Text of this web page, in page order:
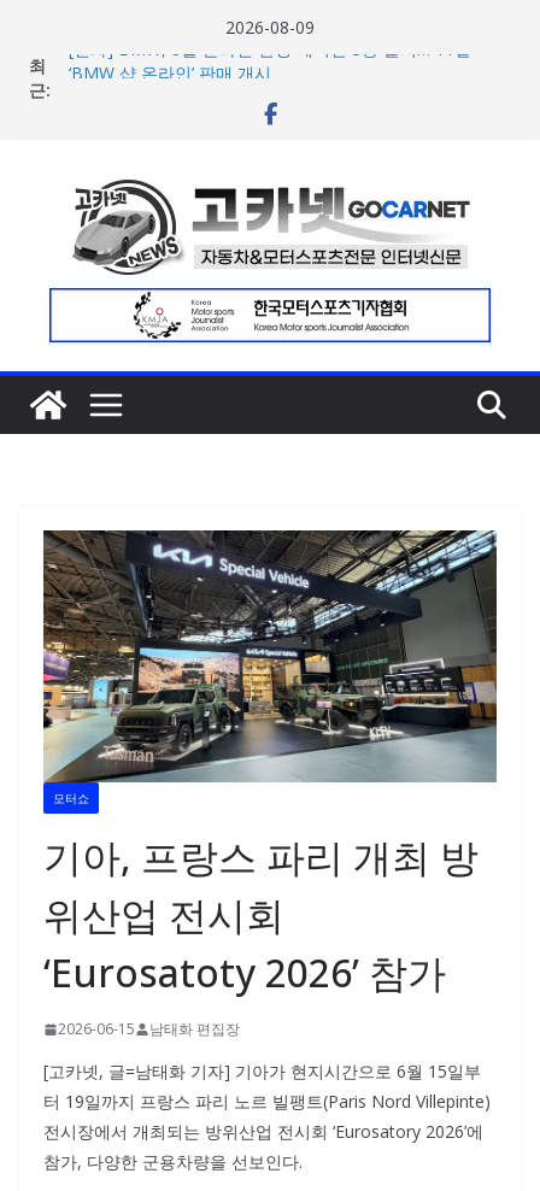
2026-08-09
최
근:
[신차] BMW, 8월 온라인 한정 에디션 3종 출시… 11일
벤틀리, 첫 순수 전기 어반 럭셔리 SUV 토르칼 탑재될 ‘큐레
팝업 오픈
BMW 레이디스 챔피언십 2026, 다양한 티켓 패키지 선보이
며 본격 대회 준비 돌입
현대차·기아, ‘2026 레드닷 어워드’에서 최우수상 2개·본상
15개 수상
모터쇼
기아, 프랑스 파리 개최 방
위산업 전시회
‘Eurosatoty 2026’ 참가
2026-06-15 남태화 편집장
[고카넷, 글=남태화 기자] 기아가 현지시간으로 6월 15일부
터 19일까지 프랑스 파리 노르 빌팽트(Paris Nord Villepinte)
전시장에서 개최되는 방위산업 전시회 ‘Eurosatory 2026’에
참가, 다양한 군용차량을 선보인다.